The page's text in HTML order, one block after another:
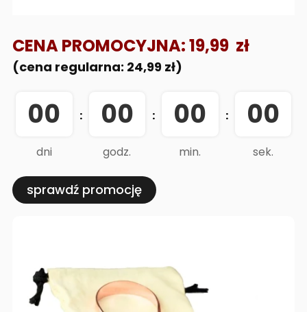
CENA PROMOCYJNA: 19,99 zł
(cena regularna: 24,99 zł)
00
dni
: 00
godz.
: 00
min.
: 00
sek.
sprawdź promocję